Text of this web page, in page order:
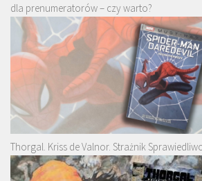
dla prenumeratorów – czy warto?
Thorgal. Kriss de Valnor. Strażnik